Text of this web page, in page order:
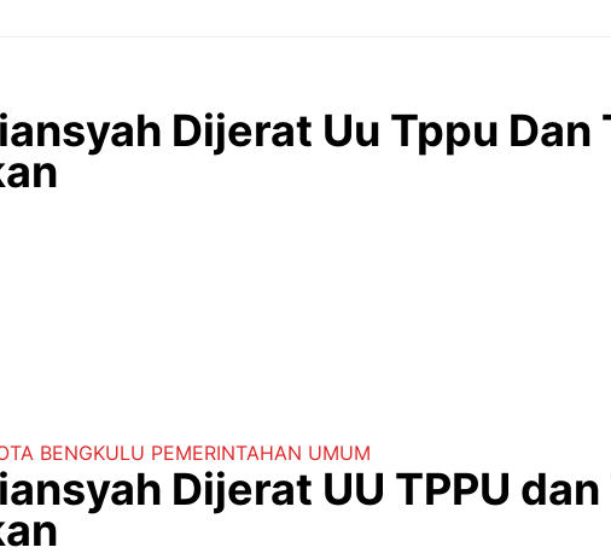
Dijerat Uu Tppu Dan
BENGKULU PEMERINTAHAN UMUM
Dijerat UU TPPU